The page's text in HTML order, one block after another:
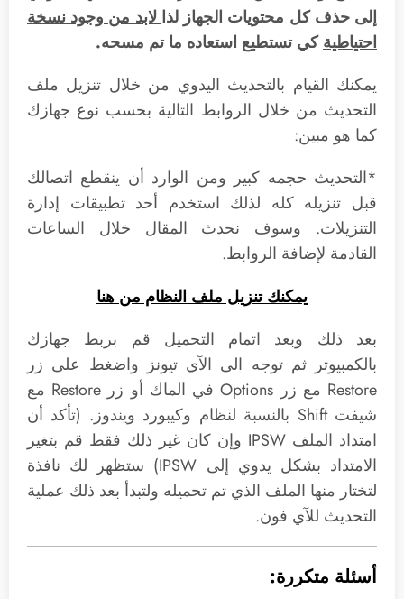
إلى حذف كل محتويات الجهاز لذا لابد من وجود نسخة
احتياطيةكي تستطيع استعاده ما تم مسحه.
يمكنك القيام بالتحديث اليدوي من خلال تنزيل ملف
التحديث من خلال الروابط التالية بحسب نوع جهازك
كما هو مبين:
*التحديث حجمه كبير ومن الوارد أن ينقطع اتصالك
قبل تنزيله كله لذلك استخدم أحد تطبيقات إدارة
التنزيلات. وسوف نحدث المقال خلال الساعات
القادمة لإضافة الروابط.
يمكنك تنزيل ملف النظام من هنا
بعد ذلك وبعد اتمام التحميل قم بربط جهازك
بالكمبيوتر ثم توجه الى الآي تيونز واضغط على زر
Restore مع زر Options في الماك أو زر Restore مع
شيفت Shift بالنسبة لنظام وكيبورد ويندوز. (تأكد أن
امتداد الملف IPSW وإن كان غير ذلك فقط قم بتغير
الامتداد بشكل يدوي إلى IPSW) ستظهر لك نافذة
لتختار منها الملف الذي تم تحميله ولتبدأ بعد ذلك عملية
التحديث للآي فون.
أسئلة متكررة: